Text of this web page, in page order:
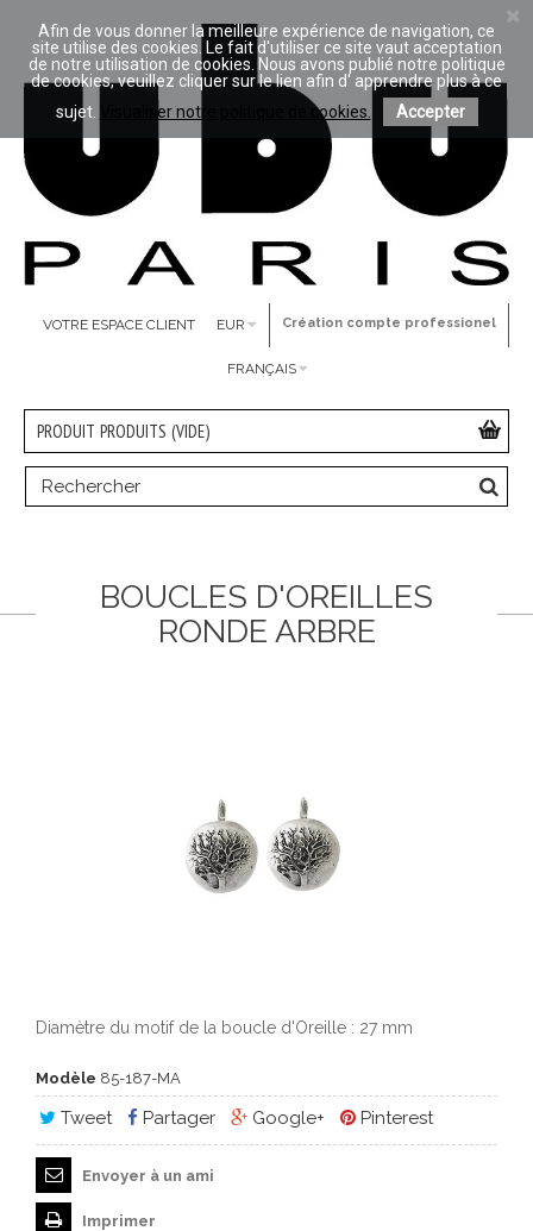
VOTRE ESPACE CLIENT Création compte professionel
EUR
FRANÇAIS
PRODUIT PRODUITS (VIDE)
BOUCLES D'OREILLES
RONDE ARBRE
Diamètre du motif de la boucle d'Oreille : 27 mm
Modèle 85-187-MA
Tweet Partager Google+ Pinterest
Envoyer à un ami
Imprimer
Afin de vous donner la meilleure expérience de navigation, ce
site utilise des cookies. Le fait d'utiliser ce site vaut acceptation
de notre utilisation de cookies. Nous avons publié notre politique
de cookies, veuillez cliquer sur le lien afin d' apprendre plus à ce
sujet.
Visualiser notre politique de cookies. Accepter